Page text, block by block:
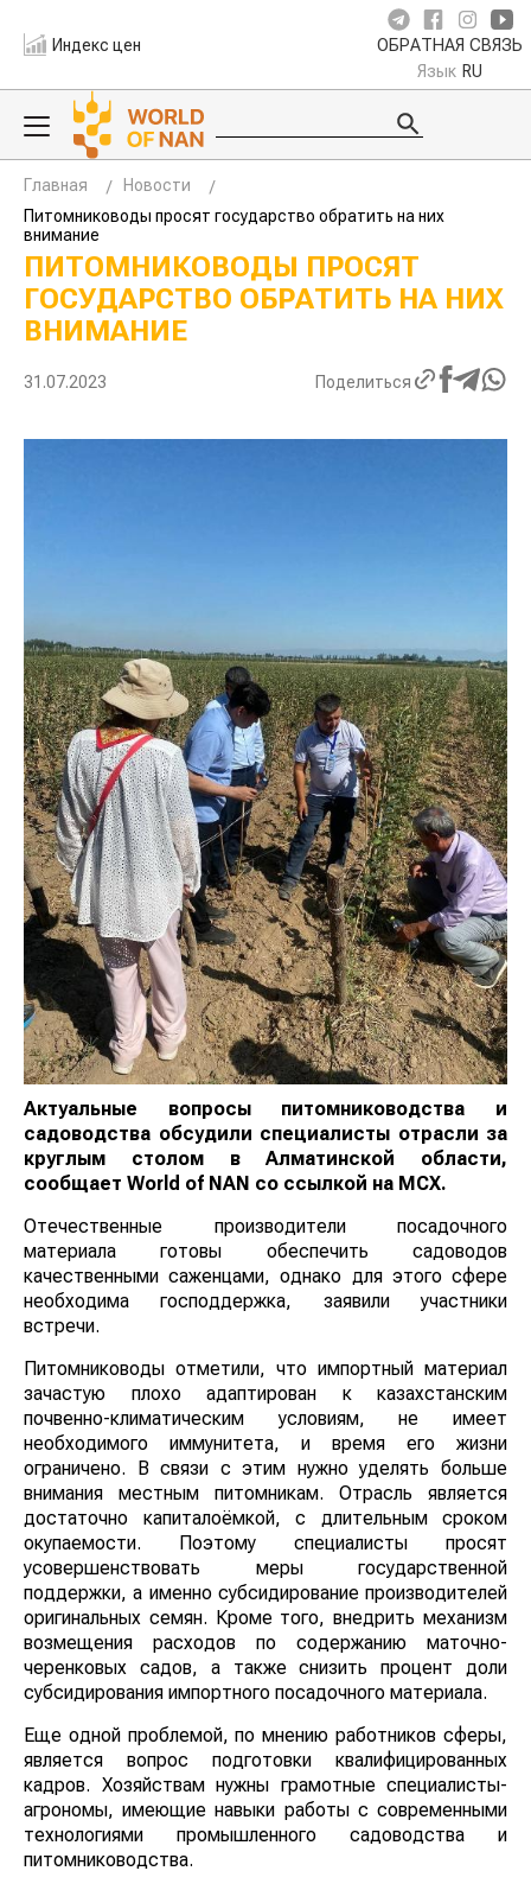
Индекс цен ОБРАТНАЯ СВЯЗЬ
Язык RU
Главная
Новости
Питомниководы просят государство обратить на них
внимание
ПИТОМНИКОВОДЫ ПРОСЯТ
ГОСУДАРСТВО ОБРАТИТЬ НА НИХ
ВНИМАНИЕ
31.07.2023 Поделиться
Актуальные вопросы питомниководства и
садоводства обсудили специалисты отрасли за
круглым столом в Алматинской области,
сообщает World of NAN со ссылкой на МСХ.
Отечественные производители посадочного
материала готовы обеспечить садоводов
качественными саженцами, однако для этого сфере
необходима господдержка, заявили участники
встречи.
Питомниководы отметили, что импортный материал
зачастую плохо адаптирован к казахстанским
почвенно-климатическим условиям, не имеет
необходимого иммунитета, и время его жизни
ограничено. В связи с этим нужно уделять больше
внимания местным питомникам. Отрасль является
достаточно капиталоёмкой, с длительным сроком
окупаемости. Поэтому специалисты просят
усовершенствовать меры государственной
поддержки, а именно субсидирование производителей
оригинальных семян. Кроме того, внедрить механизм
возмещения расходов по содержанию маточно-
черенковых садов, а также снизить процент доли
субсидирования импортного посадочного материала.
Еще одной проблемой, по мнению работников сферы,
является вопрос подготовки квалифицированных
кадров. Хозяйствам нужны грамотные специалисты-
агрономы, имеющие навыки работы с современными
технологиями промышленного садоводства и
питомниководства.